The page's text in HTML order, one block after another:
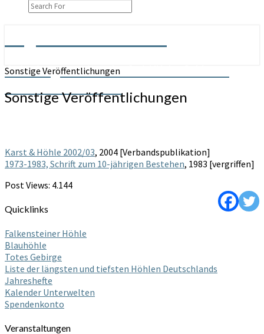
Arbeitsgemeinschaft Höhle & Karst
Sonstige Veröffentlichungen
Sonstige Veröffentlichungen
Karst & Höhle 2002/03, 2004 [Verbandspublikation]
1973-1983, Schrift zum 10-jährigen Bestehen, 1983 [vergriffen]
Post Views: 4.144
Quicklinks
Falkensteiner Höhle
Blauhöhle
Totes Gebirge
Liste der längsten und tiefsten Höhlen Deutschlands
Jahreshefte
Kalender Unterwelten
Spendenkonto
Veranstaltungen